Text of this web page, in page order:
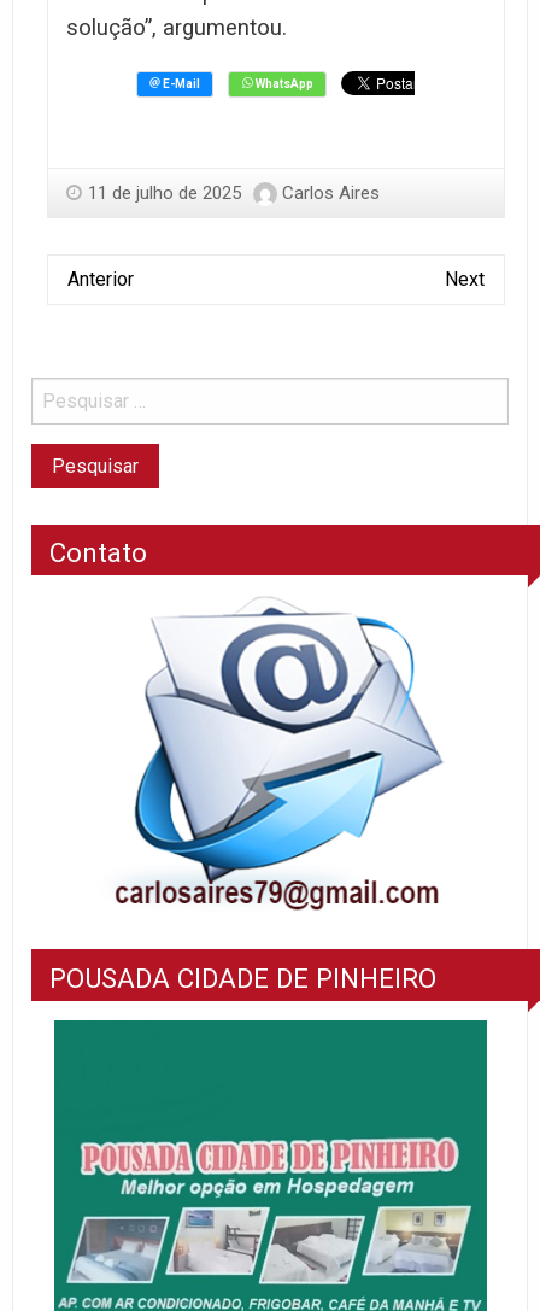
solução”, argumentou.
11 de julho de 2025 Carlos Aires
Anterior Next
Contato
POUSADA CIDADE DE PINHEIRO